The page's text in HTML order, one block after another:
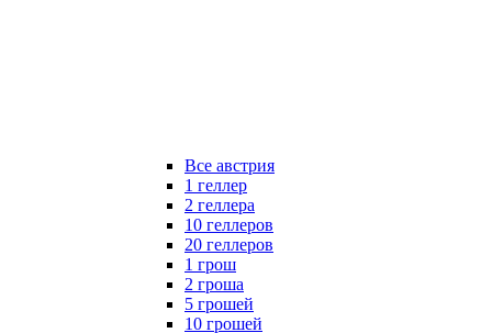
Все австрия
1 геллер
2 геллера
10 геллеров
20 геллеров
1 грош
2 гроша
5 грошей
10 грошей